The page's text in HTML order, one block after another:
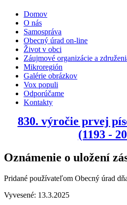
Domov
O nás
Samospráva
Obecný úrad on-line
Život v obci
Záujmové organizácie a
Mikroregión
Galérie obrázkov
Vox populi
Odporúčame
Kontakty
830. výročie prvej
(1193 -
Oznámenie o uložení
Pridané používateľom Obecný úrad
Vyvesené: 13.3.2025